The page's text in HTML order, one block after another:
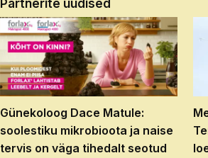
Partnerite uudised
Günekoloog Dace Matule:
soolestiku mikrobioota ja naise
tervis on väga tihedalt seotud